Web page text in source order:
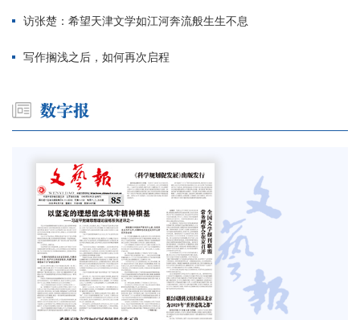
访张楚：希望天津文学如江河奔流般生生不息
写作搁浅之后，如何再次启程